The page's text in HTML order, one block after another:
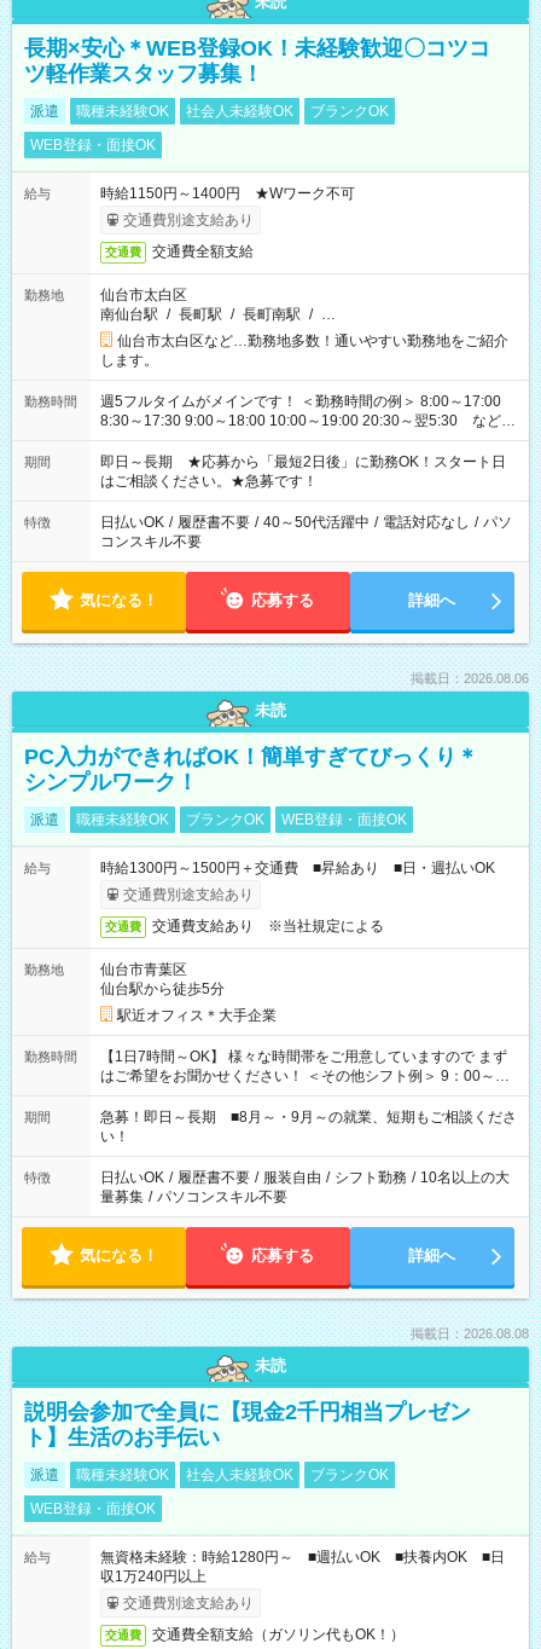
長期×安心＊WEB登録OK！未経験歓迎〇コツコ
ツ軽作業スタッフ募集！
派遣 職種未経験OK 社会人未経験OK
ブランクOK
WEB登録・面接OK
給与
時給1150円～1400円 ★Wワーク不可
交通費別途支給あり
交通費 交通費全額支給
勤務地
仙台市太白区
南仙台駅 / 長町駅 / 長町南駅 / …
仙台市太白区など…勤務地多数！通いやすい勤務地をご紹介
します。
勤務時間
週5フルタイムがメインです！ ＜勤務時間の例＞ 8:00～17:00
8:30～17:30 9:00～18:00 10:00～19:00 20:30～翌5:30 など ★
その他にも勤務時間多数！ 日勤のみ、残業なし、交替制など
ご希望を教えてください！
期間
即日～長期 ★応募から「最短2日後」に勤務OK！スタート日
はご相談ください。★急募です！
特徴 日払いOK / 履歴書不要 / 40～50代活躍中 / 電話対応なし / パソ
コンスキル不要
気になる！ 応募する 詳細へ
掲載日：2026.08.06
未読
PC入力ができればOK！簡単すぎてびっくり＊
シンプルワーク！
派遣 職種未経験OK ブランクOK WEB登録・面接OK
給与
時給1300円～1500円＋交通費 ■昇給あり ■日・週払いOK
交通費別途支給あり
交通費 交通費支給あり ※当社規定による
勤務地
仙台市青葉区
仙台駅から徒歩5分
駅近オフィス＊大手企業
勤務時間
【1日7時間～OK】 様々な時間帯をご用意していますので まず
はご希望をお聞かせください！ ＜その他シフト例＞ 9：00～
17：00 11：00～20：00 などなど！その他のお時間もOKで
す！
期間
急募！即日～長期 ■8月～・9月～の就業、短期もご相談くださ
い！
特徴 日払いOK / 履歴書不要 / 服装自由 / シフト勤務 / 10名以上の大
量募集 / パソコンスキル不要
気になる！ 応募する 詳細へ
掲載日：2026.08.08
未読
説明会参加で全員に【現金2千円相当プレゼン
ト】生活のお手伝い
派遣 職種未経験OK 社会人未経験OK
ブランクOK
WEB登録・面接OK
給与
無資格未経験：時給1280円～ ■週払いOK ■扶養内OK ■日
収1万240円以上
交通費別途支給あり
交通費 交通費全額支給（ガソリン代もOK！）